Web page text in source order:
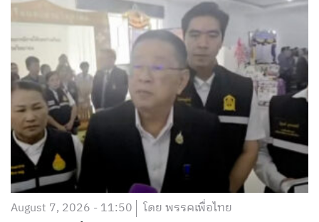
August 7, 2026 - 11:50 โดย พรรคเพื่อไทย
เตรียมลงพื้นที่เกิดเหตุกราดยิงทันที วาง 3 แนวทางเบื้อง
ต้น
อ่านต่อ